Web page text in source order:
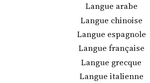
Langue arabe
Langue chinoise
Langue espagnole
Langue française
Langue grecque
Langue italienne